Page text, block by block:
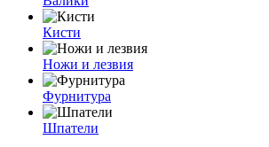
Кисти
Ножи и лезвия
Фурнитура
Шпатели